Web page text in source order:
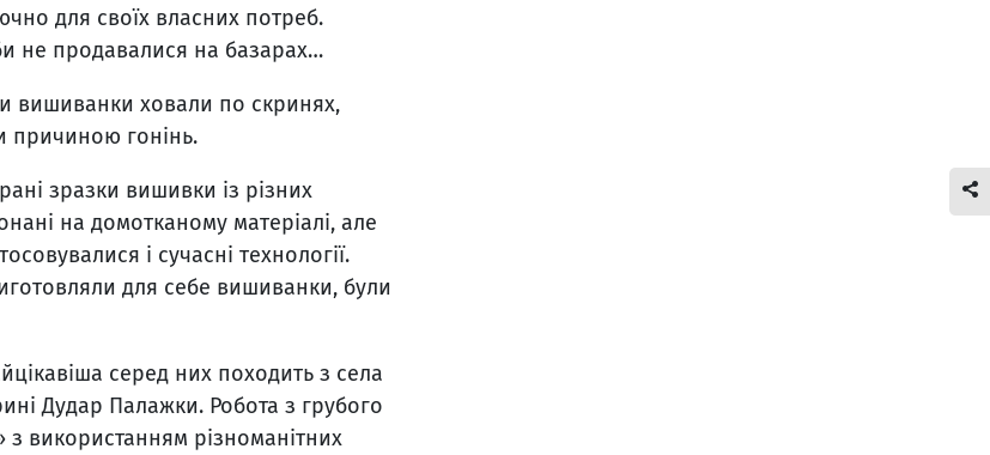
для своїх власних потреб.
не продавалися на базарах…
вишиванки ховали по скринях,
причиною гонінь.
зразки вишивки із різних
на домотканому матеріалі, але
і сучасні технології.
для себе вишиванки, були
серед них походить з села
Дудар Палажки. Робота з грубого
використанням різноманітних